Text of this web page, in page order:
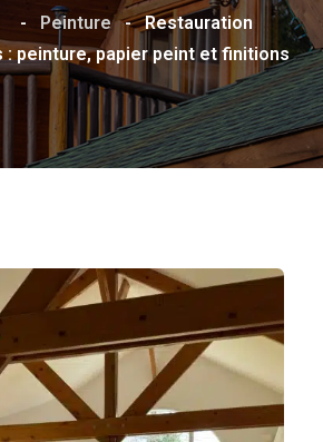
- Peinture - Restauration
: peinture, papier peint et finitions